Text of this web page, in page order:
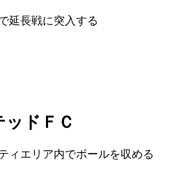
延長戦に突入する
ッドＦＣ
ィエリア内でボールを収める